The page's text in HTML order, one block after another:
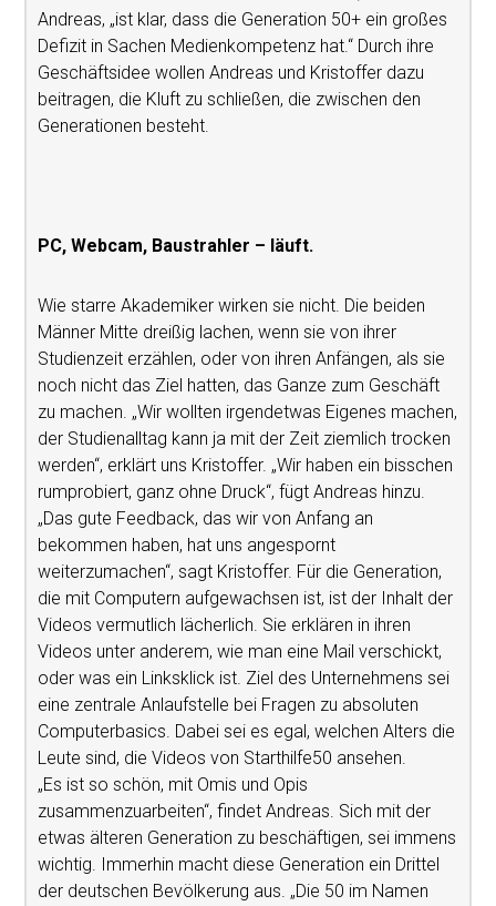
Andreas, „ist klar, dass die Generation 50+ ein großes
Defizit in Sachen Medienkompetenz hat.“ Durch ihre
Geschäftsidee wollen Andreas und Kristoffer dazu
beitragen, die Kluft zu schließen, die zwischen den
Generationen besteht.
PC, Webcam, Baustrahler – läuft.
Wie starre Akademiker wirken sie nicht. Die beiden
Männer Mitte dreißig lachen, wenn sie von ihrer
Studienzeit erzählen, oder von ihren Anfängen, als sie
noch nicht das Ziel hatten, das Ganze zum Geschäft
zu machen. „Wir wollten irgendetwas Eigenes machen,
der Studienalltag kann ja mit der Zeit ziemlich trocken
werden“, erklärt uns Kristoffer. „Wir haben ein bisschen
rumprobiert, ganz ohne Druck“, fügt Andreas hinzu.
„Das gute Feedback, das wir von Anfang an
bekommen haben, hat uns angespornt
weiterzumachen“, sagt Kristoffer. Für die Generation,
die mit Computern aufgewachsen ist, ist der Inhalt der
Videos vermutlich lächerlich. Sie erklären in ihren
Videos unter anderem, wie man eine Mail verschickt,
oder was ein Linksklick ist. Ziel des Unternehmens sei
eine zentrale Anlaufstelle bei Fragen zu absoluten
Computerbasics. Dabei sei es egal, welchen Alters die
Leute sind, die Videos von Starthilfe50 ansehen.
„Es ist so schön, mit Omis und Opis
zusammenzuarbeiten“, findet Andreas. Sich mit der
etwas älteren Generation zu beschäftigen, sei immens
wichtig. Immerhin macht diese Generation ein Drittel
der deutschen Bevölkerung aus. „Die 50 im Namen